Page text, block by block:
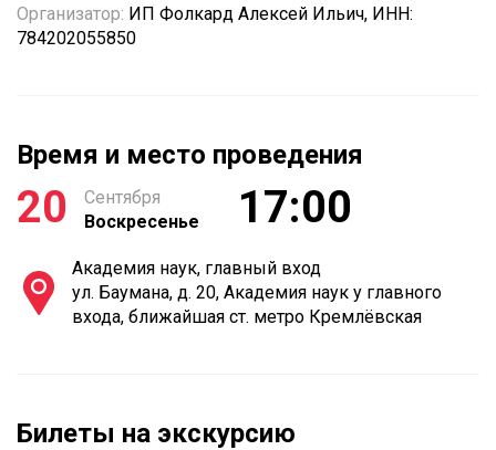
Организатор: ИП Фолкард Алексей Ильич, ИНН:
784202055850
Время и место проведения
20
Сентября
Воскресенье
17:00
Академия наук, главный вход
ул. Баумана, д. 20, Академия наук у главного
входа, ближайшая ст. метро Кремлёвская
Билеты на экскурсию